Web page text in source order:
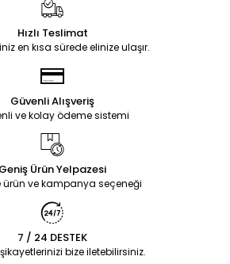
Hızlı Teslimat
en kısa sürede elinize ulaşır.
Güvenli Alışveriş
ve kolay ödeme sistemi
Geniş Ürün Yelpazesi
ürün ve kampanya seçeneği
7 / 24 DESTEK
bize iletebilirsiniz.